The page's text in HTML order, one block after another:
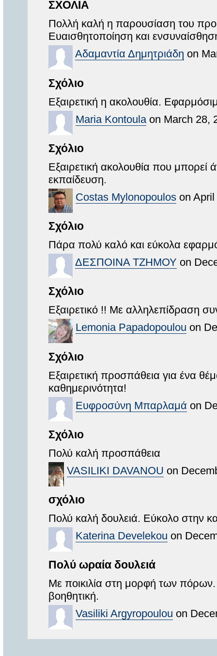
ΣΧΟΛΙΑ
Πολλή καλή η παρουσίαση του
Ευαισθητοποίηση και
Αδαμαντία Δημητριάδη on
Σχόλιο
Εξαιρετική η ακολουθία.
Maria Kontoula on March 28,
Σχόλιο
Εξαιρετική ακολουθία που
εκπαίδευση.
Costas Mylonopoulos on
Σχόλιο
Πάρα πολύ καλό και εύκολα
ΔΕΣΠΟΙΝΑ ΤΖΗΜΟΥ on
Σχόλιο
Εξαιρετικό !! Με αλληλεπίδραση
Lemonia Papadopoulou on
Σχόλιο
Εξαιρετική προσπάθεια για ένα
καθημερινότητα!
Ευφροσύνη Μπαρλαμά on
Σχόλιο
Πολύ καλή προσπάθεια
VASILIKI DAVANOU on
σχόλιο
Πολύ καλή δουλειά. Εύκολο στην
Katerina Develekou on
Πολύ ωραία δουλειά
Με ποικιλία στη μορφή των πόρων.
βοηθητική.
Vasiliki Argyropoulou on